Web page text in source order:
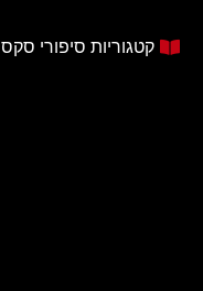
קטגוריות סיפורי סקס